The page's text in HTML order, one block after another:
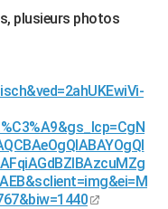
plusieurs photos